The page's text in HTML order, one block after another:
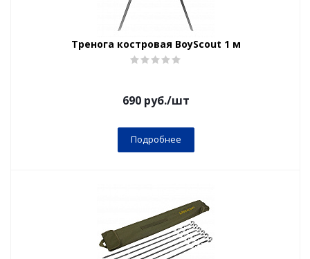
Тренога костровая BoyScout 1 м
690руб./шт
Подробнее